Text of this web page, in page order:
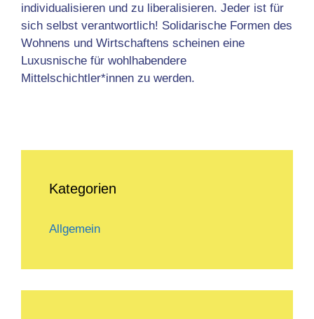
individualisieren und zu liberalisieren. Jeder ist für
sich selbst verantwortlich! Solidarische Formen des
Wohnens und Wirtschaftens scheinen eine
Luxusnische für wohlhabendere
Mittelschichtler*innen zu werden.
Kategorien
Allgemein